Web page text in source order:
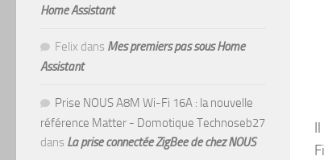
Home Assistant
Felix dans Mes premiers pas sous Home
Assistant
Prise NOUS A8M Wi-Fi 16A : la nouvelle
référence Matter - Domotique Technoseb27
dans La prise connectée ZigBee de chez NOUS